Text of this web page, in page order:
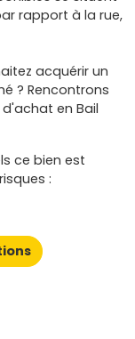
rapport à la rue,
acquérir un
? Rencontrons
en Bail
ce bien est
: